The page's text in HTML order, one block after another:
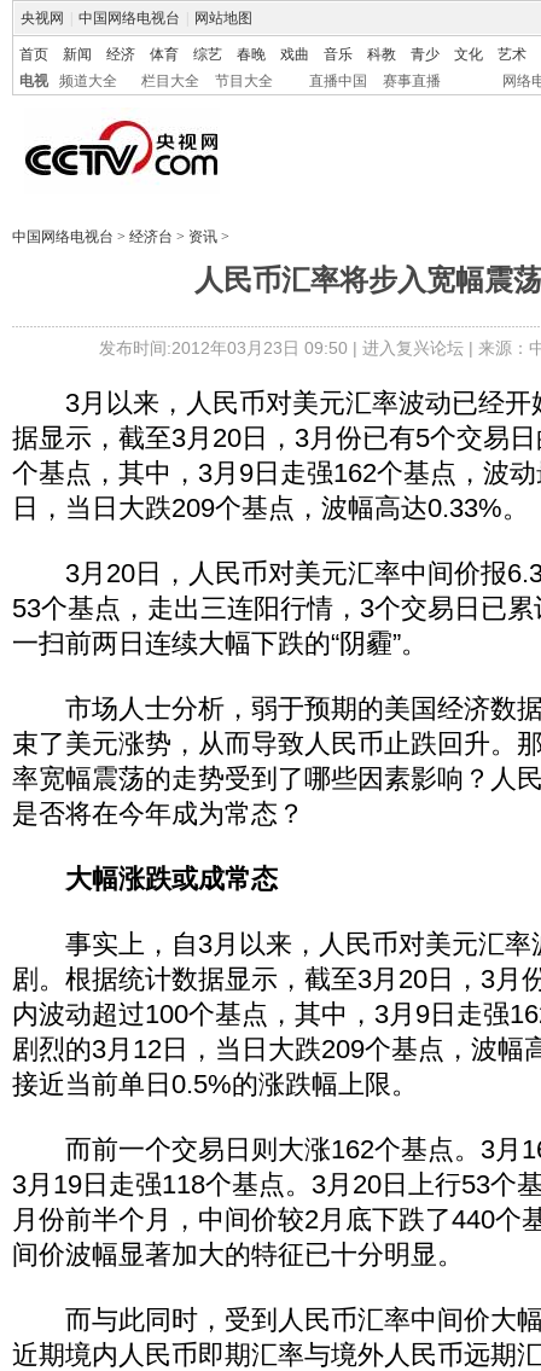
央视网 中国网络电视台 网站地图
首页 新闻 经济 体育 综艺 春晚 戏曲 音乐 科教 青少 文化
艺术
电视
频道大全 栏目大全 节目大全 直播中国 赛事直播 网络
中国网络电视台 > 经济台 > 资讯 >
人民币汇率将步入宽幅震
发布时间:2012年03月23日 09:50 | 进入复兴论坛| 来源：
3月以来，人民币对美元汇率波动已经开
据显示，截至3月20日，3月份已有5个交易
个基点，其中，3月9日走强162个基点，波
日，当日大跌209个基点，波幅高达0.33%。
3月20日，人民币对美元汇率中间价报
53个基点，走出三连阳行情，3个交易日已
一扫前两日连续大幅下跌的“阴霾”。
市场人士分析，弱于预期的美国经济数
束了美元涨势，从而导致人民币止跌回升。
率宽幅震荡的走势受到了哪些因素影响？人
是否将在今年成为常态？
大幅涨跌或成常态
事实上，自3月以来，人民币对美元汇率
剧。根据统计数据显示，截至3月20日，3月
内波动超过100个基点，其中，3月9日走强
剧烈的3月12日，当日大跌209个基点，波幅
接近当前单日0.5%的涨跌幅上限。
而前一个交易日则大涨162个基点。3月
3月19日走强118个基点。3月20日上行53个
月份前半个月，中间价较2月底下跌了440个
间价波幅显著加大的特征已十分明显。
而与此同时，受到人民币汇率中间价大
近期境内人民币即期汇率与境外人民币远期